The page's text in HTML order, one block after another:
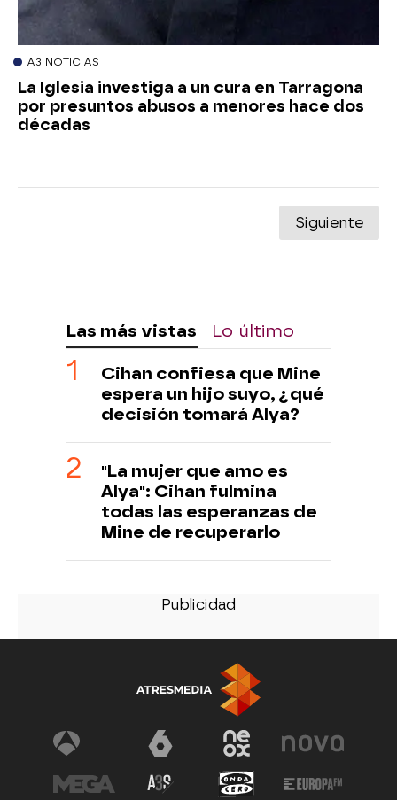
A3 NOTICIAS
La Iglesia investiga a un cura en Tarragona
por presuntos abusos a menores hace dos
décadas
Siguiente
Las más vistas Lo último
Cihan confiesa que Mine
espera un hijo suyo, ¿qué
decisión tomará Alya?
"La mujer que amo es
Alya": Cihan fulmina
todas las esperanzas de
Mine de recuperarlo